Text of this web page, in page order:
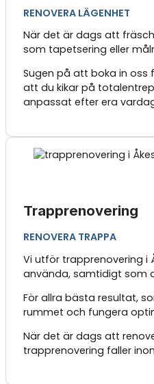
RENOVERA LÄGENHET
När det är dags att
som tapetsering eller
Sugen på att boka in oss
att du kikar på
anpassat efter era
Trapprenovering
RENOVERA TRAPPA
Vi utför trapprenovering i
använda, samtidigt som
För allra bästa resultat,
rummet och fungera
När det är dags att
trapprenovering faller